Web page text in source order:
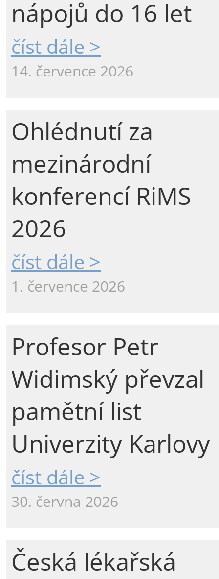
nápojů do 16 let
číst dále >
14. července 2026
Ohlédnutí za
mezinárodní
konferencí RiMS
2026
číst dále >
1. července 2026
Profesor Petr
Widimský převzal
pamětní list
Univerzity Karlovy
číst dále >
30. června 2026
Česká lékařská